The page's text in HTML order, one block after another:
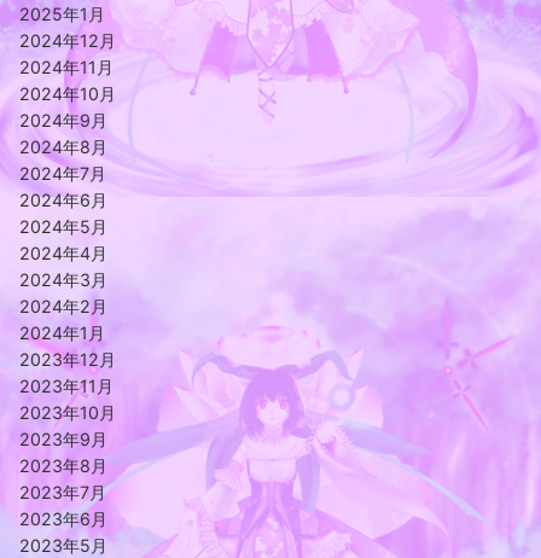
2025年1月
2024年12月
2024年11月
2024年10月
2024年9月
2024年8月
2024年7月
2024年6月
2024年5月
2024年4月
2024年3月
2024年2月
2024年1月
2023年12月
2023年11月
2023年10月
2023年9月
2023年8月
2023年7月
2023年6月
2023年5月